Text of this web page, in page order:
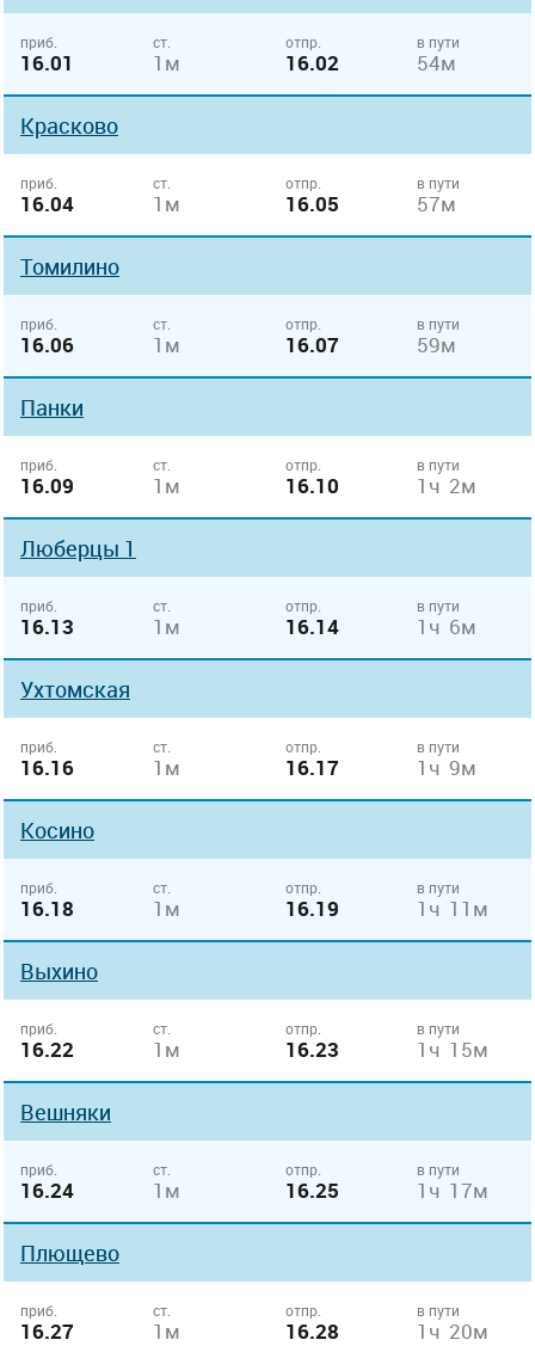
приб.
16.01
ст.
1м
отпр.
16.02
в пути
54м
Красково
приб.
16.04
ст.
1м
отпр.
16.05
в пути
57м
Томилино
приб.
16.06
ст.
1м
отпр.
16.07
в пути
59м
Панки
приб.
16.09
ст.
1м
отпр.
16.10
в пути
1ч 2м
Люберцы 1
приб.
16.13
ст.
1м
отпр.
16.14
в пути
1ч 6м
Ухтомская
приб.
16.16
ст.
1м
отпр.
16.17
в пути
1ч 9м
Косино
приб.
16.18
ст.
1м
отпр.
16.19
в пути
1ч 11м
Выхино
приб.
16.22
ст.
1м
отпр.
16.23
в пути
1ч 15м
Вешняки
приб.
16.24
ст.
1м
отпр.
16.25
в пути
1ч 17м
Плющево
приб.
16.27
ст.
1м
отпр.
16.28
в пути
1ч 20м